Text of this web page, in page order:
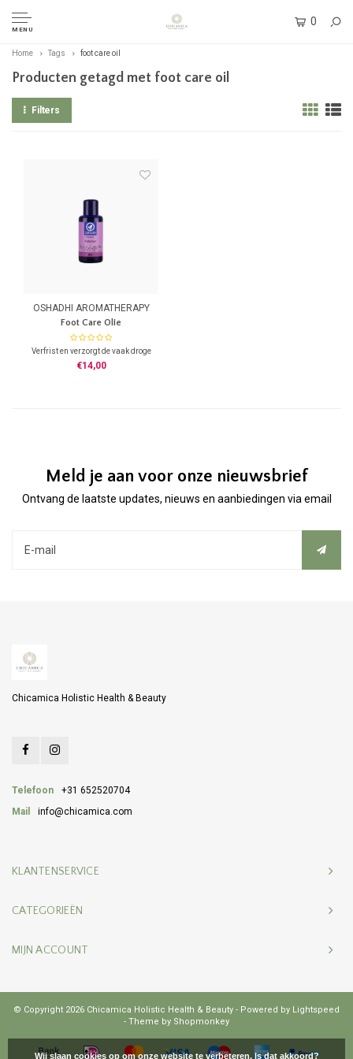
MENU
0
Home Tags foot care oil
Producten getagd met foot care oil
Filters
OSHADHI AROMATHERAPY
Foot Care Olie
Verfrist en verzorgt de vaak droge
huid van de voeten.
€14,00
Meld je aan voor onze nieuwsbrief
Ontvang de laatste updates, nieuws en aanbiedingen via email
Chicamica Holistic Health & Beauty
Telefoon
+31 652520704
Mail
info@chicamica.com
KLANTENSERVICE
CATEGORIEËN
MIJN ACCOUNT
© Copyright 2026 Chicamica Holistic Health & Beauty - Powered by Lightspeed
- Theme by Shopmonkey
Wij slaan cookies op om onze website te verbeteren. Is dat akkoord?